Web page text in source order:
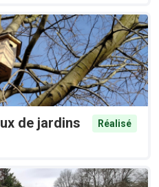
de jardins
Réalisé